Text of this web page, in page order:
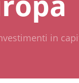
in